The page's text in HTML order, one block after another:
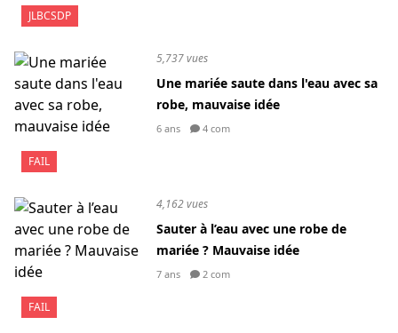
JLBCSDP
FAIL
5,737 vues
Une mariée saute dans l'eau avec sa
robe, mauvaise idée
6 ans 4 com
FAIL
4,162 vues
Sauter à l’eau avec une robe de
mariée ? Mauvaise idée
7 ans 2 com